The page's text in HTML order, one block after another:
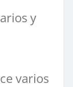
y
varios